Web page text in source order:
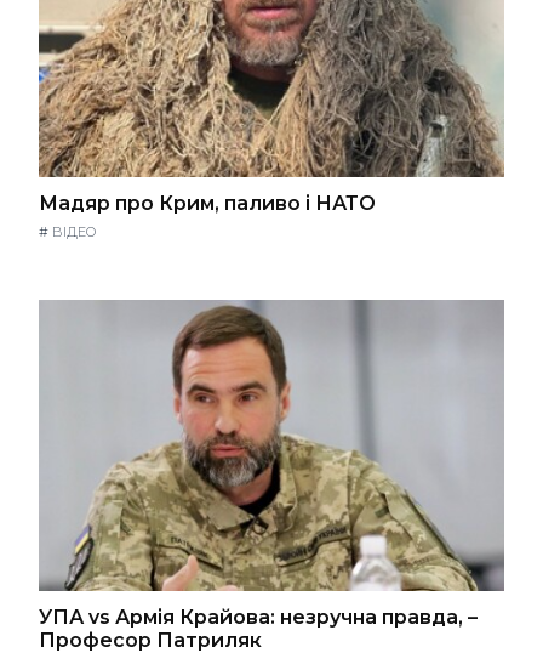
Мадяр про Крим, паливо і НАТО
# ВІДЕО
УПА vs Армія Крайова: незручна правда, –
Професор Патриляк